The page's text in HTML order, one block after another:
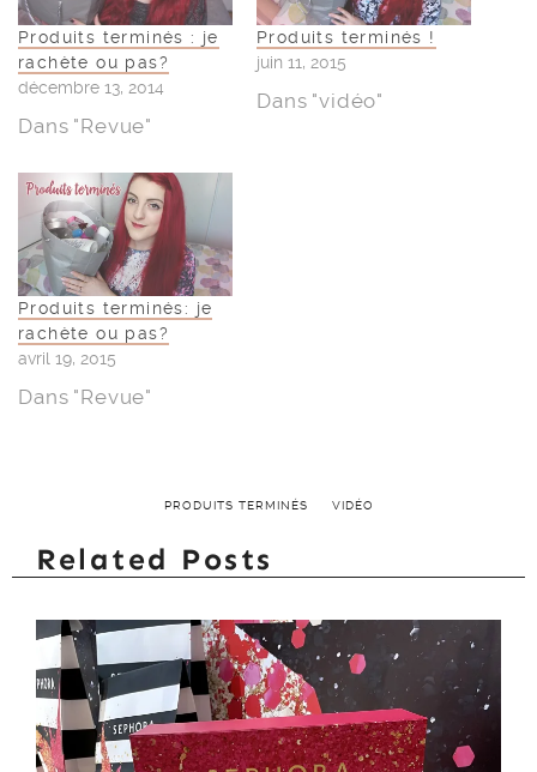
Produits terminés : je
rachète ou pas?
décembre 13, 2014
Dans "Revue"
Produits terminés !
juin 11, 2015
Dans "vidéo"
Produits terminés: je
rachète ou pas?
avril 19, 2015
Dans "Revue"
PRODUITS TERMINÉS VIDÉO
Related Posts